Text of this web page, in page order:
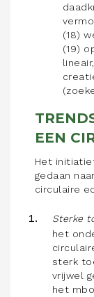
(18)
(19)
EEN
Het
gedaan
circulaire
Sterke
het
sterk
vrijwel
het